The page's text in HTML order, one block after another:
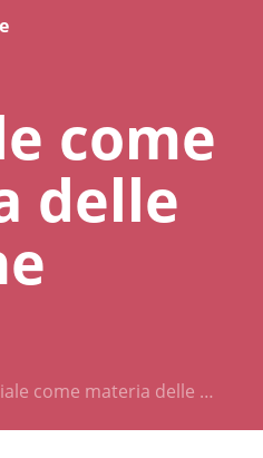
come
delle
come materia delle …